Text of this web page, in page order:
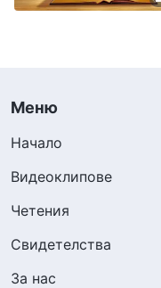
Меню
Начало
Видеоклипове
Четения
Свидетелства
За нас